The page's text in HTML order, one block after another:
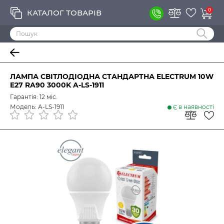
КАТАЛОГ ТОВАРІВ 0
ЛАМПА СВІТЛОДІОДНА СТАНДАРТНА ELECTRUM 10W
E27 RA90 3000K A-LS-1911
Гарантія: 12 міс.
Модель: A-LS-1911
Є в наявності